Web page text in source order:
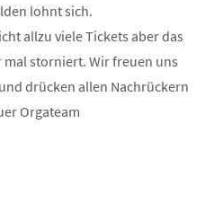
lohnt sich.
allzu viele Tickets aber das
storniert. Wir freuen uns
drücken allen Nachrückern
Orgateam